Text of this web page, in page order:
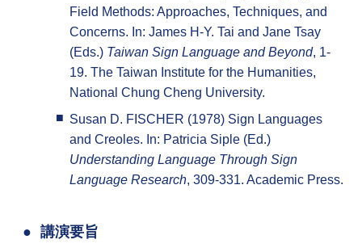
Field Methods: Approaches, Techniques, and
Concerns. In: James H-Y. Tai and Jane Tsay
(Eds.) Taiwan Sign Language and Beyond, 1-
19. The Taiwan Institute for the Humanities,
National Chung Cheng University.
Susan D. FISCHER (1978) Sign Languages
and Creoles. In: Patricia Siple (Ed.)
Understanding Language Through Sign
Language Research, 309-331. Academic Press.
講演要旨